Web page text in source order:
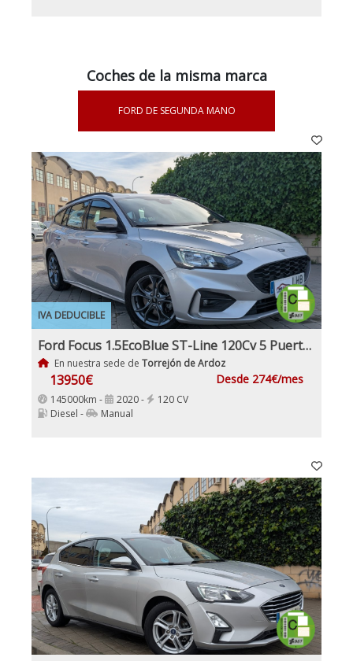
Coches de la misma marca
FORD DE SEGUNDA MANO
IVA DEDUCIBLE
Ford Focus 1.5EcoBlue ST-Line 120Cv 5 Puertas Etiqueta Medioambiental C
En nuestra sede de Torrejón de Ardoz
13950€ Desde 274€/mes
145000km - 2020 -
120 CV
Diesel -
Manual